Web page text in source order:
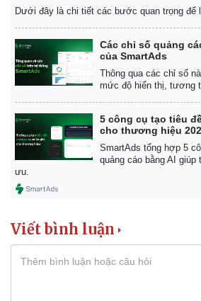
Dưới đây là chi tiết các bước quan trọng để
Các chỉ số quảng
của SmartAds
Thông qua các chỉ số
mức độ hiển thị, tương
5 công cụ tạo tiêu
cho thương hiệu
SmartAds tổng hợp 5
quảng cáo bằng AI
ưu.
Viết bình luận